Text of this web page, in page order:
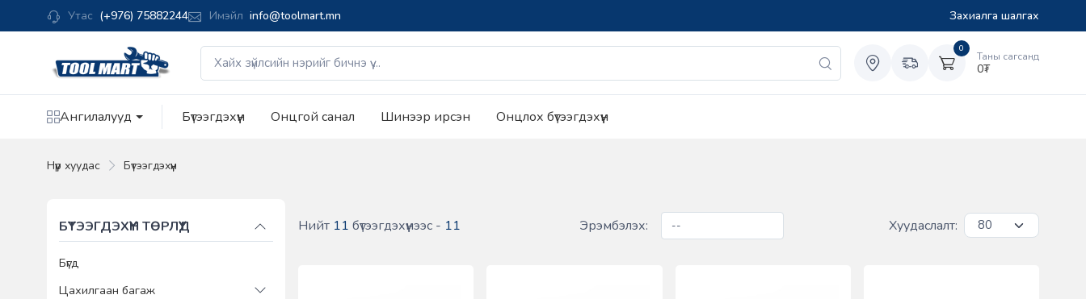
Утас (+976) 75882244 Имэйл info@toolmart.mn Захиалга шалгах
0
Таны сагсанд
0₮
Ангилалууд Бүтээгдэхүүн Онцгой санал Шинээр ирсэн Онцлох бүтээгдэхүүн
Нүүр хуудас Бүтээгдэхүүн
БҮТЭЭГДЭХҮҮН ТӨРЛҮҮД
Бүгд
Цахилгаан багаж
Нийт 11 бүтээгдэхүүнээс - 11 Эрэмбэлэх: Хуудаслалт: